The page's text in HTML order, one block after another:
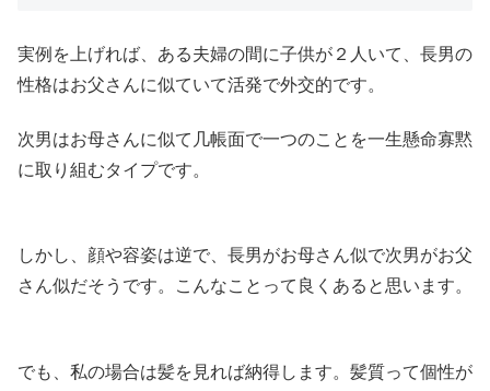
実例を上げれば、ある夫婦の間に子供が２人いて、長男の
性格はお父さんに似ていて活発で外交的です。
次男はお母さんに似て几帳面で一つのことを一生懸命寡黙
に取り組むタイプです。
しかし、顔や容姿は逆で、長男がお母さん似で次男がお父
さん似だそうです。こんなことって良くあると思います。
でも、私の場合は髪を見れば納得します。髪質って個性が